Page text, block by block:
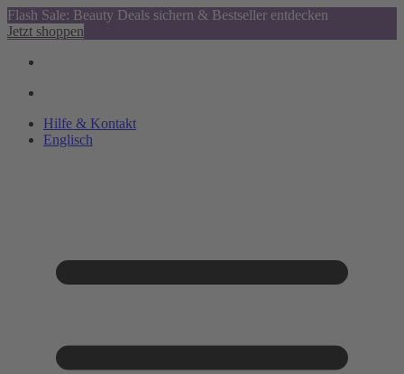
Flash Sale: Beauty Deals sichern & Bestseller entdecken
Jetzt shoppen
Hilfe & Kontakt
Englisch